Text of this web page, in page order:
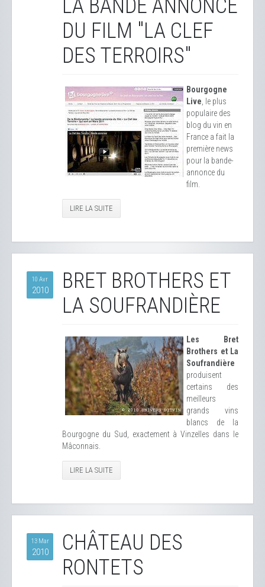
LA BANDE ANNONCE
DU FILM "LA CLEF
DES TERROIRS"
Bourgogne
Live , le plus
populaire des
blog du vin en
France a fait la
première news
pour la bande-
annonce du
film.
LIRE LA SUITE
10 Avr
2010
BRET BROTHERS ET
LA SOUFRANDIÈRE
Les Bret
Brothers et La
Soufrandière
produisent
certains des
meilleurs
grands vins
blancs de la
Bourgogne du Sud, exactement à Vinzelles dans le
Mâconnais.
LIRE LA SUITE
13 Mar
2010
CHÂTEAU DES
RONTETS